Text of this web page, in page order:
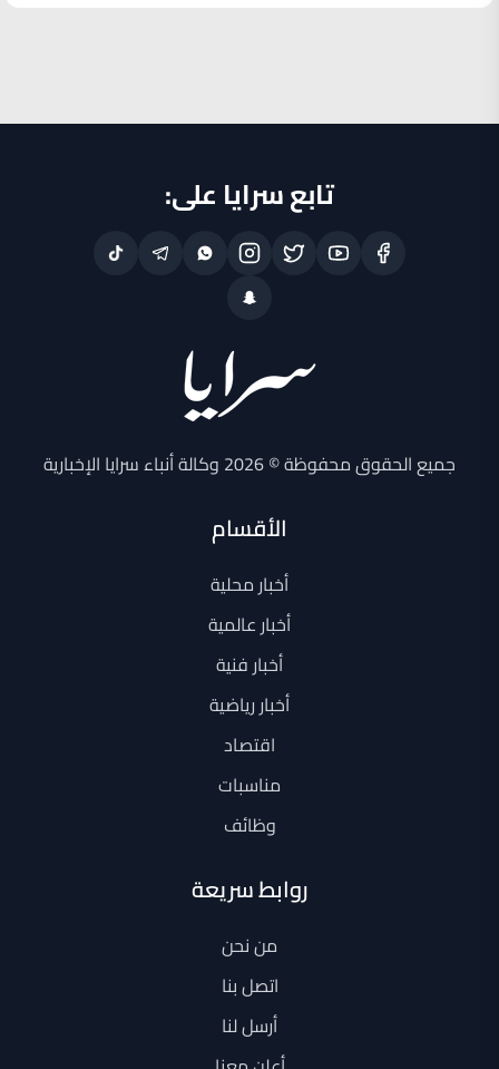
تابع سرايا على:
جميع الحقوق محفوظة © 2026 وكالة أنباء سرايا الإخبارية
الأقسام
أخبار محلية
أخبار عالمية
أخبار فنية
أخبار رياضية
اقتصاد
مناسبات
وظائف
روابط سريعة
من نحن
اتصل بنا
أرسل لنا